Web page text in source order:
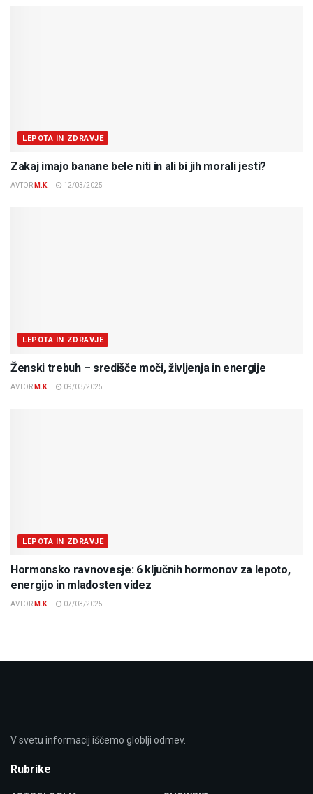
LEPOTA IN ZDRAVJE
Zakaj imajo banane bele niti in ali bi jih morali jesti?
AVTOR M.K. 12/03/2025
LEPOTA IN ZDRAVJE
Ženski trebuh – središče moči, življenja in energije
AVTOR M.K. 09/03/2025
LEPOTA IN ZDRAVJE
Hormonsko ravnovesje: 6 ključnih hormonov za lepoto,
energijo in mladosten videz
AVTOR M.K. 07/03/2025
V svetu informacij iščemo globlji odmev.
Rubrike